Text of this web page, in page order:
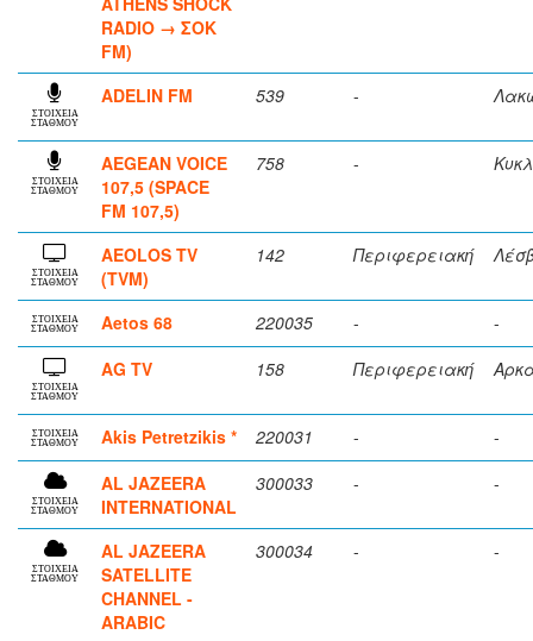
RADIO → ΣΟΚ
FM)
ΣΤΟΙΧΕΙΑ
ΣΤΑΘΜΟΥ
ADELIN FM 539 -
ΣΤΟΙΧΕΙΑ
ΣΤΑΘΜΟΥ
AEGEAN VOICE
107,5 (SPACE
FM 107,5)
758 -
ΣΤΟΙΧΕΙΑ
ΣΤΑΘΜΟΥ
AEOLOS TV
(TVM)
142 Περιφερειακή
ΣΤΟΙΧΕΙΑ
ΣΤΑΘΜΟΥ
Aetos 68 220035 - -
ΣΤΟΙΧΕΙΑ
ΣΤΑΘΜΟΥ
AG TV 158 Περιφερειακή
ΣΤΟΙΧΕΙΑ
ΣΤΑΘΜΟΥ
Akis Petretzikis * 220031 - -
ΣΤΟΙΧΕΙΑ
ΣΤΑΘΜΟΥ
AL JAZEERA
INTERNATIONAL
300033 - -
ΣΤΟΙΧΕΙΑ
ΣΤΑΘΜΟΥ
AL JAZEERA
SATELLITE
CHANNEL -
ARABIC
300034 - -